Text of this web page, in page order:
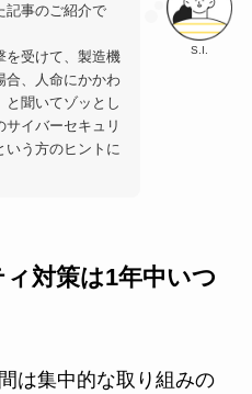
S.I.
記事のご紹介で
を受けて、製造機
合、人命にかかわ
と聞いてゾッとし
イバーセキュリ
いう方のヒントに
対策は1年中いつ
は集中的な取り組みの